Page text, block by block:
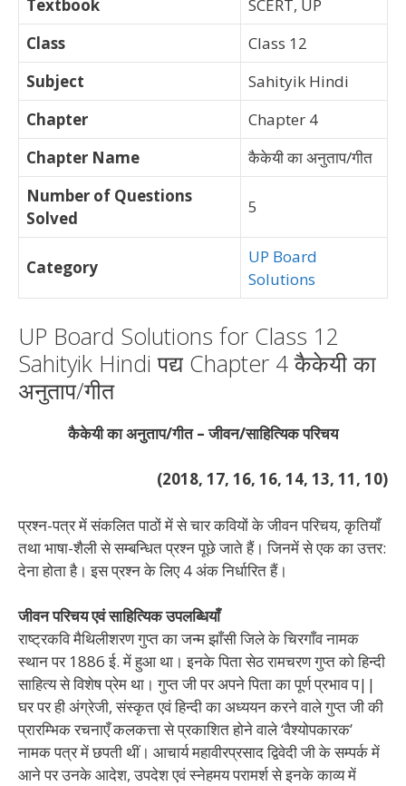
Textbook
SCERT, UP
Class
Class 12
Subject
Sahityik Hindi
Chapter
Chapter 4
Chapter Name
कैकेयी का अनुताप/गीत
Number of Questions
Solved
5
Category
UP Board
Solutions
UP Board Solutions for Class 12
Sahityik Hindi पद्य Chapter 4 कैकेयी का
अनुताप/गीत
कैकेयी का अनुताप/गीत – जीवन/साहित्यिक परिचय
(2018, 17, 16, 16, 14, 13, 11, 10)
प्रश्न-पत्र में संकलित पाठों में से चार कवियों के जीवन परिचय, कृतियाँ
तथा भाषा-शैली से सम्बन्धित प्रश्न पूछे जाते हैं। जिनमें से एक का उत्तर:
देना होता है। इस प्रश्न के लिए 4 अंक निर्धारित हैं।
जीवन परिचय एवं साहित्यिक उपलब्धियाँ
राष्ट्रकवि मैथिलीशरण गुप्त का जन्म झाँसी जिले के चिरगाँव नामक
स्थान पर 1886 ई. में हुआ था। इनके पिता सेठ रामचरण गुप्त को हिन्दी
साहित्य से विशेष प्रेम था। गुप्त जी पर अपने पिता का पूर्ण प्रभाव प||
घर पर ही अंग्रेजी, संस्कृत एवं हिन्दी का अध्ययन करने वाले गुप्त जी की
प्रारम्भिक रचनाएँ कलकत्ता से प्रकाशित होने वाले ‘वैश्योपकारक’
नामक पत्र में छपती थीं। आचार्य महावीरप्रसाद द्विवेदी जी के सम्पर्क में
आने पर उनके आदेश, उपदेश एवं स्नेहमय परामर्श से इनके काव्य में